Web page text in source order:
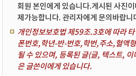
회원 본인에게 있습니다.게시된 사진
제가능합니다. 관리자에게 문의바랍니
개인정보보호법 제59조.3호에 따라
폰번호,학년-반-번호,학번,주소,혈액
될 수 있으며, 등록된 글(글, 텍스트,
은 글쓴이에게 있습니다.